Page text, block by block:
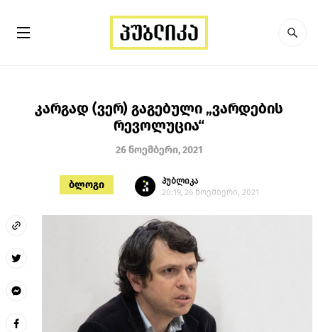
კარგად (ვერ) გაგებული „ვარდების
რევოლუცია“
26 ნოემბერი, 2021
ბლოგი
პუბლიკა
20:19, 26 ნოემბერი, 2021